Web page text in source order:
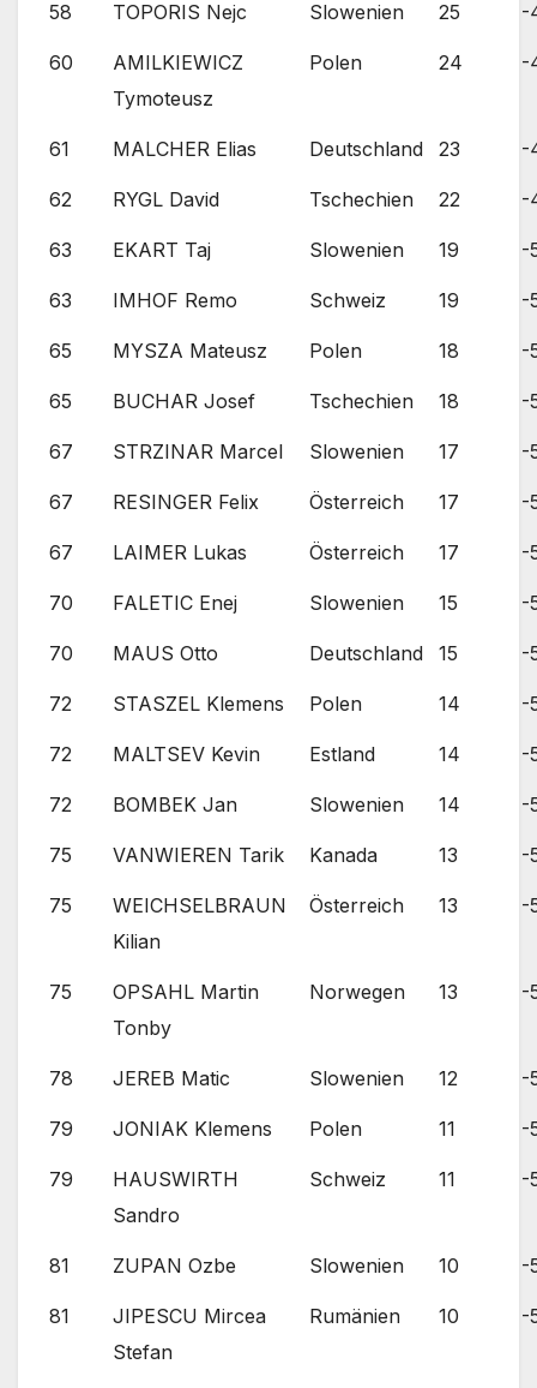
58 TOPORIS Nejc Slowenien 25 -
60
AMILKIEWICZ
Tymoteusz
Polen 24 -
61 MALCHER Elias Deutschland 23 -
62 RYGL David Tschechien 22 -
63 EKART Taj Slowenien 19 -
63 IMHOF Remo Schweiz 19 -
65 MYSZA Mateusz Polen 18 -
65 BUCHAR Josef Tschechien 18 -
67 STRZINAR Marcel Slowenien 17 -
67 RESINGER Felix Österreich 17 -
67 LAIMER Lukas Österreich 17 -
70 FALETIC Enej Slowenien 15 -
70 MAUS Otto Deutschland 15 -
72 STASZEL Klemens Polen 14 -
72 MALTSEV Kevin Estland 14 -
72 BOMBEK Jan Slowenien 14 -
75 VANWIEREN Tarik Kanada 13 -
75
WEICHSELBRAUN
Kilian
Österreich 13 -
75
OPSAHL Martin
Tonby
Norwegen 13 -
78 JEREB Matic Slowenien 12 -
79 JONIAK Klemens Polen 11 -
79
HAUSWIRTH
Sandro
Schweiz 11 -
81 ZUPAN Ozbe Slowenien 10 -
81
JIPESCU Mircea
Stefan
Rumänien 10 -